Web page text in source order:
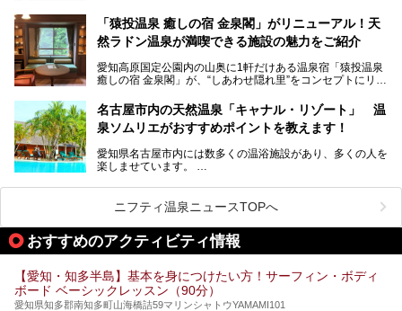
お好みの温泉施設を見つけて楽しんでくださいね。
「名古屋駅周辺ってサウナが少ないよね」という声をよく耳
にするだけあり、アクセスの良さにも胸が高鳴ります。
今回は普段は男性専用となっているパブリックサウナが、女
さっそく取材してきました！
「猿投温泉 癒しの宿 金泉閣」がリニューアル！天
然ラドン温泉が満喫できる施設の魅力をご紹介
愛知高原国定公園内の山奥に1軒だけある温泉宿「猿投温泉
癒しの宿 金泉閣」が、“しあわせ隠れ里”をコンセプトにリニ
天然ラドン温泉が堪能できるお風呂や、新設・改装された客
室、地元の食材と温泉水で作られたお料理……。
ご紹介します。
名古屋市内の天然温泉「キャナル・リゾート」 温
泉ソムリエがおすすめポイントを教えます！
愛知県名古屋市内には数多くの温浴施設があり、多くの人を
楽しませています。
ムリエの目線で紹介していきます！
名古屋市内にはスーパー銭湯や日帰り温泉が多く、「どこに
行こうかな？」と悩んでしまう方も多いと思います。
ぜひこの記事を参考にして「キャナル・リゾート」に出かけ
てみるのはいかがでしょうか？
ニフティ温泉ニュースTOPへ
おすすめのアクティビティ情報
【愛知・知多半島】基本を身につけたい方！サーフィン・ボディ
ボード ベーシックレッスン（90分）
愛知県知多郡南知多町山海橋詰59マリンシャトウYAMAMI101